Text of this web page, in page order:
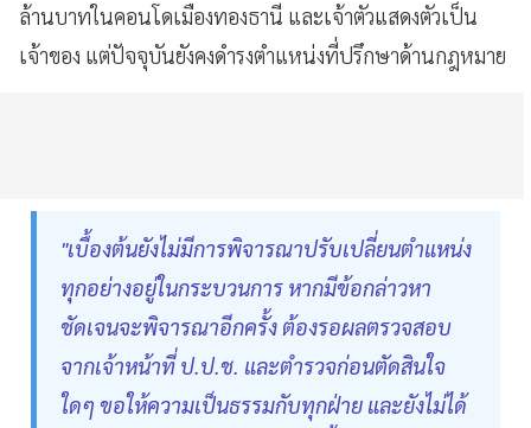
ล้านบาทในคอนโดเมืองทองธานี และเจ้าตัวแสดงตัวเป็น
เจ้าของ แต่ปัจจุบันยังคงดำรงตำแหน่งที่ปรึกษาด้านกฎหมาย
"เบื้องต้นยังไม่มีการพิจารณาปรับเปลี่ยนตำแหน่ง
ทุกอย่างอยู่ในกระบวนการ หากมีข้อกล่าวหา
ชัดเจนจะพิจารณาอีกครั้ง ต้องรอผลตรวจสอบ
จากเจ้าหน้าที่ ป.ป.ช. และตำรวจก่อนตัดสินใจ
ใดๆ ขอให้ความเป็นธรรมกับทุกฝ่าย และยังไม่ได้